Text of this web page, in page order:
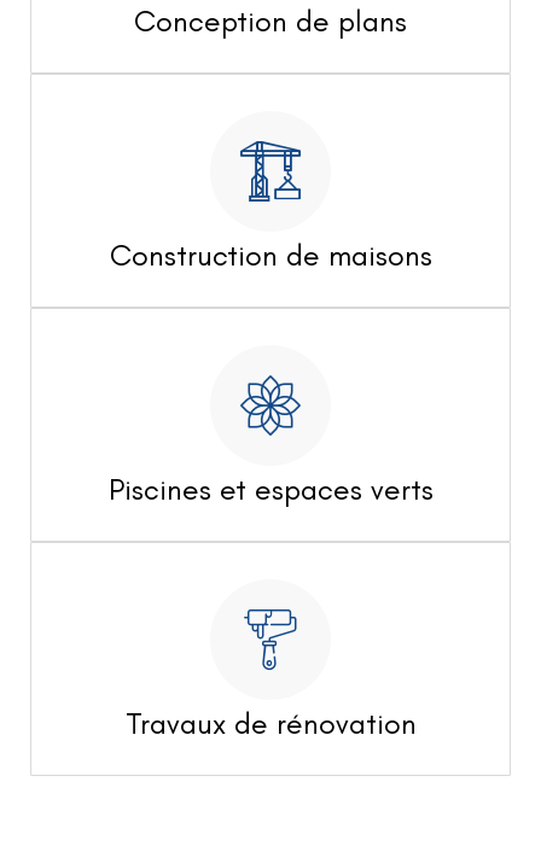
Conception de plans
Construction de maisons
Piscines et espaces verts
Travaux de rénovation